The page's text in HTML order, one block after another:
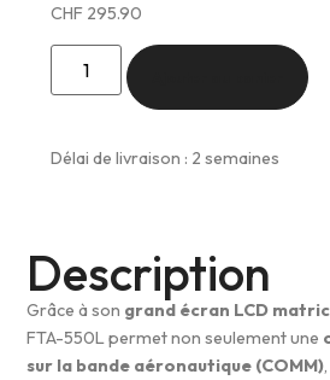
CHF 295.90
Délai de livraison : 2 semaines
Description
Grâce à son grand écran LCD
FTA-550L permet non seulement une
sur la bande aéronautique (COMM)